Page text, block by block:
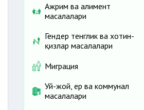
Ажрим ва алимент
масалалари
Гендер тенглик ва хотин-
қизлар масалалари
Миграция
Уй-жой, ер ва коммунал
масалалари